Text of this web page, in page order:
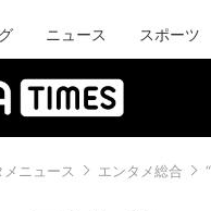
ニュース スポーツ
メニュース エンタメ総合